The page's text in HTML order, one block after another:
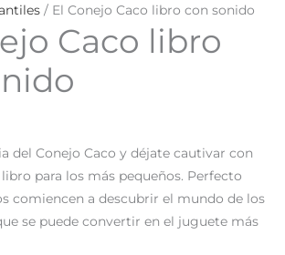
/ El Conejo Caco libro con sonido
Caco libro
del Conejo Caco y déjate cautivar con
para los más pequeños. Perfecto
comiencen a descubrir el mundo de los
se puede convertir en el juguete más